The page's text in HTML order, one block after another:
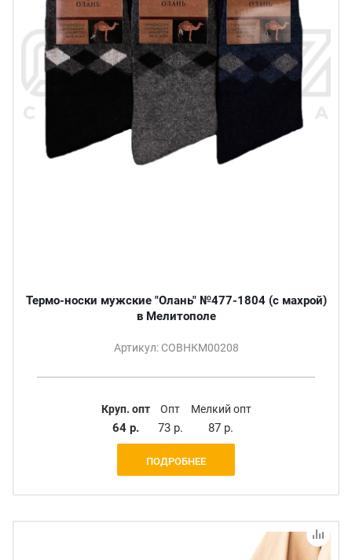
Термо-носки мужские "Олань" №477-1804 (с махрой)
в Мелитополе
Артикул: СОВНКМ00208
Круп. опт
64 р.
Опт
73 р.
Мелкий опт
87 р.
ПОДРОБНЕЕ